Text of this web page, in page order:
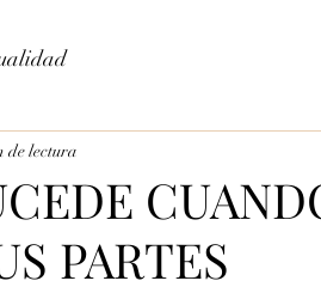
PARTES
de lectura